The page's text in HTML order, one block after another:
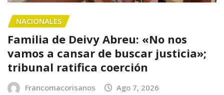
NACIONALES
Familia de Deivy Abreu: «No nos
vamos a cansar de buscar justicia»;
tribunal ratifica coerción
Francomacorisanos Ago 7, 2026